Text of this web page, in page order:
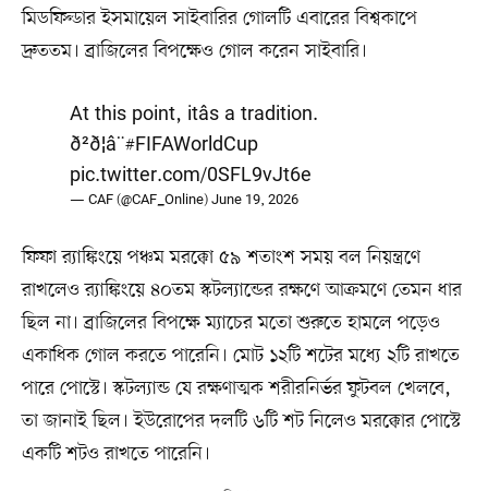
মিডফিল্ডার ইসমায়েল সাইবারির গোলটি এবারের বিশ্বকাপে
দ্রুততম। ব্রাজিলের বিপক্ষেও গোল করেন সাইবারি।
At this point, itâs a tradition.
ð²ð¦â¨#FIFAWorldCup
pic.twitter.com/0SFL9vJt6e
— CAF (@CAF_Online)June 19, 2026
ফিফা র‌্যাঙ্কিংয়ে পঞ্চম মরক্কো ৫৯ শতাংশ সময় বল নিয়ন্ত্রণে
রাখলেও র‌্যাঙ্কিংয়ে ৪০তম স্কটল্যান্ডের রক্ষণে আক্রমণে তেমন ধার
ছিল না। ব্রাজিলের বিপক্ষে ম্যাচের মতো শুরুতে হামলে পড়েও
একাধিক গোল করতে পারেনি। মোট ১২টি শটের মধ্যে ২টি রাখতে
পারে পোস্টে। স্কটল্যান্ড যে রক্ষণাত্মক শরীরনির্ভর ফুটবল খেলবে,
তা জানাই ছিল। ইউরোপের দলটি ৬টি শট নিলেও মরক্কোর পোস্টে
একটি শটও রাখতে পারেনি।